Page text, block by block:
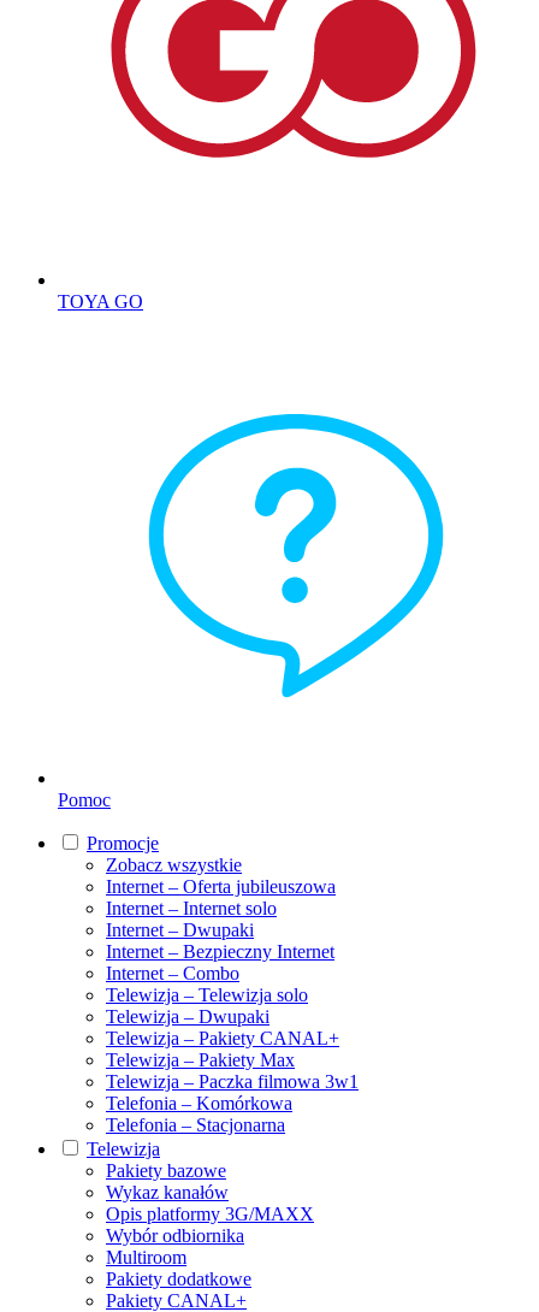
TOYA GO
Pomoc
Promocje
Zobacz wszystkie
Internet – Oferta jubileuszowa
Internet – Internet solo
Internet – Dwupaki
Internet – Bezpieczny Internet
Internet – Combo
Telewizja – Telewizja solo
Telewizja – Dwupaki
Telewizja – Pakiety CANAL+
Telewizja – Pakiety Max
Telewizja – Paczka filmowa 3w1
Telefonia – Komórkowa
Telefonia – Stacjonarna
Telewizja
Pakiety bazowe
Wykaz kanałów
Opis platformy 3G/MAXX
Wybór odbiornika
Multiroom
Pakiety dodatkowe
Pakiety CANAL+